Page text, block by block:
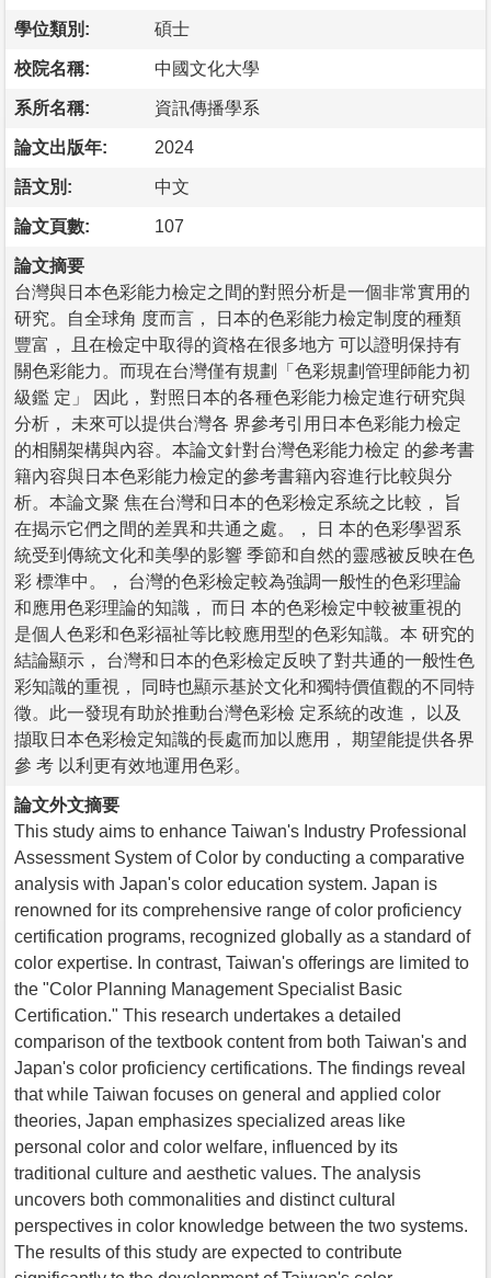
學位類別: 碩士
校院名稱: 中國文化大學
系所名稱: 資訊傳播學系
論文出版年: 2024
語文別: 中文
論文頁數: 107
論文摘要
台灣與日本色彩能力檢定之間的對照分析是一個非常實用的
研究。自全球角 度而言， 日本的色彩能力檢定制度的種類
豐富， 且在檢定中取得的資格在很多地方 可以證明保持有
關色彩能力。而現在台灣僅有規劃「色彩規劃管理師能力初
級鑑 定」 因此， 對照日本的各種色彩能力檢定進行研究與
分析， 未來可以提供台灣各 界參考引用日本色彩能力檢定
的相關架構與內容。本論文針對台灣色彩能力檢定 的參考書
籍內容與日本色彩能力檢定的參考書籍內容進行比較與分
析。本論文聚 焦在台灣和日本的色彩檢定系統之比較， 旨
在揭示它們之間的差異和共通之處。， 日 本的色彩學習系
統受到傳統文化和美學的影響 季節和自然的靈感被反映在色
彩 標準中。， 台灣的色彩檢定較為強調一般性的色彩理論
和應用色彩理論的知識， 而日 本的色彩檢定中較被重視的
是個人色彩和色彩福祉等比較應用型的色彩知識。本 研究的
結論顯示， 台灣和日本的色彩檢定反映了對共通的一般性色
彩知識的重視， 同時也顯示基於文化和獨特價值觀的不同特
徵。此一發現有助於推動台灣色彩檢 定系統的改進， 以及
擷取日本色彩檢定知識的長處而加以應用， 期望能提供各界
參 考 以利更有效地運用色彩。
論文外文摘要
This study aims to enhance Taiwan's Industry Professional
Assessment System of Color by conducting a comparative
analysis with Japan's color education system. Japan is
renowned for its comprehensive range of color proficiency
certification programs, recognized globally as a standard of
color expertise. In contrast, Taiwan's offerings are limited to
the "Color Planning Management Specialist Basic
Certification." This research undertakes a detailed
comparison of the textbook content from both Taiwan's and
Japan's color proficiency certifications. The findings reveal
that while Taiwan focuses on general and applied color
theories, Japan emphasizes specialized areas like
personal color and color welfare, influenced by its
traditional culture and aesthetic values. The analysis
uncovers both commonalities and distinct cultural
perspectives in color knowledge between the two systems.
The results of this study are expected to contribute